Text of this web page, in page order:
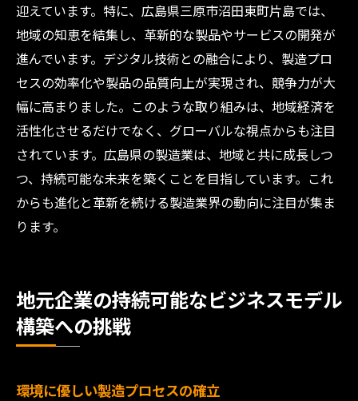
迎えています。特に、広島県三原市沼田東町片島では、
地域の知恵を結集し、革新的な製品やサービスの開発が
進んでいます。デジタル技術との融合により、製造プロ
セスの効率化や製品の品質向上が実現され、競争力が大
幅に高まりました。このような取り組みは、地域経済を
活性化させるだけでなく、グローバルな視点からも注目
されています。広島県の製造業は、地域と共に成長しつ
つ、持続可能な未来を築くことを目指しています。これ
からも進化と革新を続ける製造業界の動向に注目が集ま
ります。
地元企業の持続可能なビジネスモデル
構築への挑戦
環境に優しい製造プロセスの確立